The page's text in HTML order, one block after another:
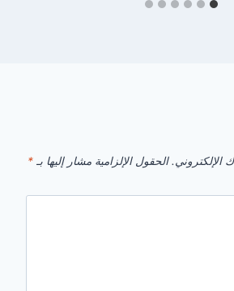
الإلكتروني. الحقول الإلزامية مشار إليها بـ *